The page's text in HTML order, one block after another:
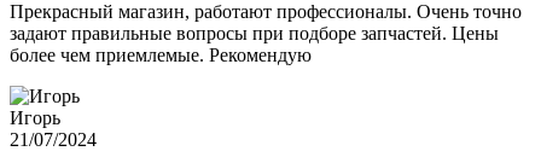
Прекрасный магазин, работают профессионалы. Очень точно
задают правильные вопросы при подборе запчастей. Цены
более чем приемлемые. Рекомендую
Игорь
21/07/2024